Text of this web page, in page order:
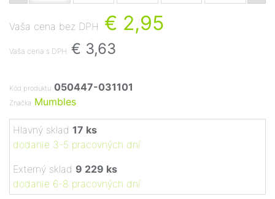
Vaša cena bez DPH € 2,95
Vaša cena s DPH € 3,63
Kód produktu 050447-031101
Značka Mumbles
Hlavný sklad 17 ks
dodanie 3-5 pracovných dní
Externý sklad 9 229 ks
dodanie 6-8 pracovných dní